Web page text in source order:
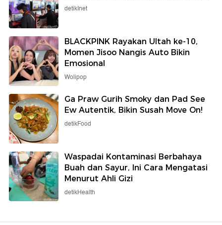
detikInet
BLACKPINK Rayakan Ultah ke-10,
Momen Jisoo Nangis Auto Bikin
Emosional
Wolipop
Ga Praw Gurih Smoky dan Pad See
Ew Autentik, Bikin Susah Move On!
detikFood
Waspadai Kontaminasi Berbahaya
Buah dan Sayur, Ini Cara Mengatasi
Menurut Ahli Gizi
detikHealth